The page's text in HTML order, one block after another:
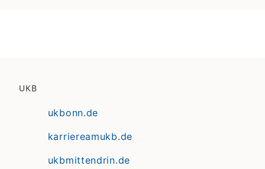
UKB
ukbonn.de
karriereamukb.de
ukbmittendrin.de